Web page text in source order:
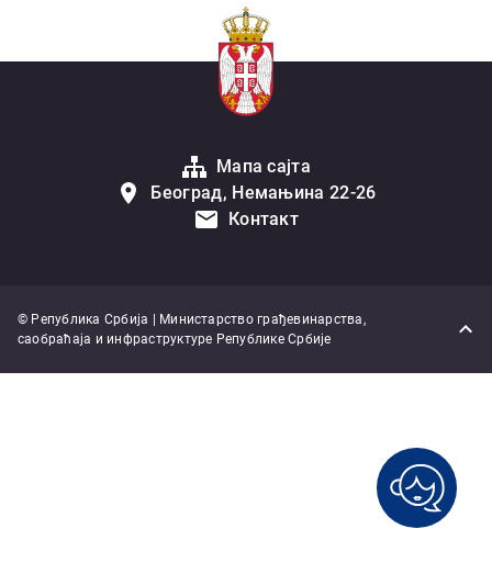
Мапа сајта
Београд, Немањина 22-26
Контакт
© Република Србија | Министарство грађевинарства,
саобраћаја и инфраструктуре Републике Србије